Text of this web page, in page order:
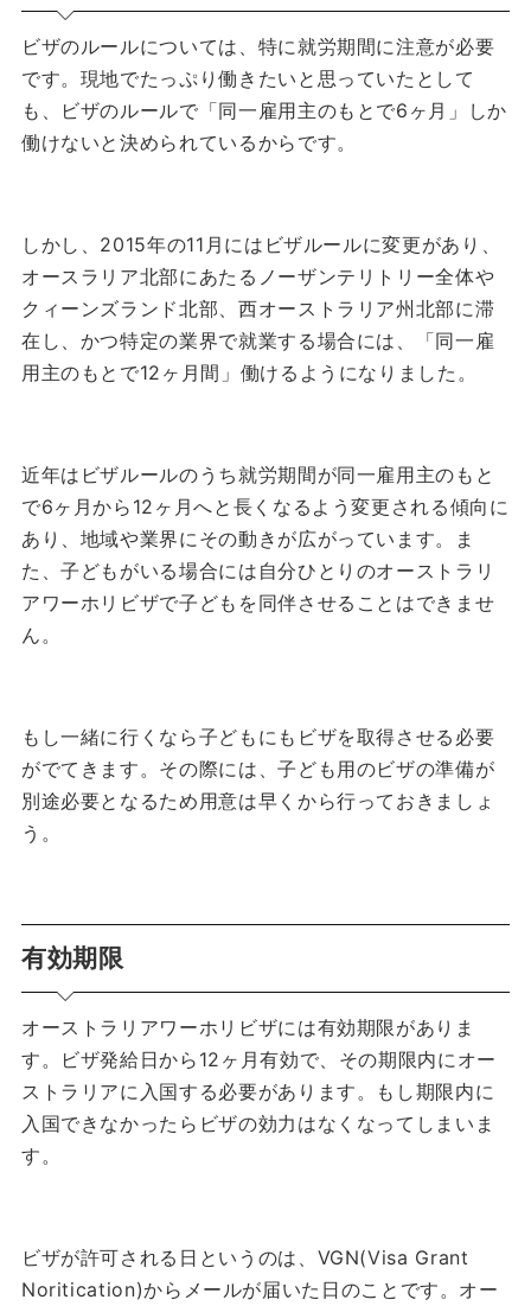
ビザのルールについては、特に就労期間に注意が必要
です。 現地でたっぷり働きたいと思っていたとして
も、ビザのルールで「同一雇用主のもとで6ヶ月」しか
働けないと決められているからです。
しかし、2015年の11月にはビザルールに変更があり、
オースラリア北部にあたるノーザンテリトリー全体や
クィーンズランド北部、西オーストラリア州北部に滞
在し、かつ特定の業界で就業する場合には、「同一雇
用主のもとで12ヶ月間」働けるようになりました。
近年はビザルールのうち就労期間が同一雇用主のもと
で6ヶ月から12ヶ月へと長くなるよう変更される傾向に
あり、地域や業界にその動きが広がっています。
ま
た、子どもがいる場合には自分ひとりのオーストラリ
アワーホリビザで子どもを同伴させることはできませ
ん。
もし一緒に行くなら子どもにもビザを取得させる必要
がでてきます。その際には、子ども用のビザの準備が
別途必要となるため用意は早くから行っておきましょ
う。
有効期限
オーストラリアワーホリビザには有効期限がありま
す。
ビザ発給日から12ヶ月有効で、その期限内にオー
ストラリアに入国する必要があります。
もし期限内に
入国できなかったらビザの効力はなくなってしまいま
す。
ビザが許可される日というのは、VGN(Visa Grant
Noritication)からメールが届いた日のことです。 オー